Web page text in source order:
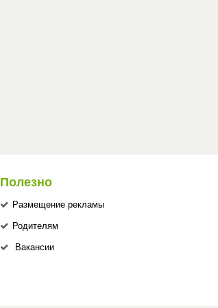
Полезно
Размещение рекламы
Родителям
Вакансии